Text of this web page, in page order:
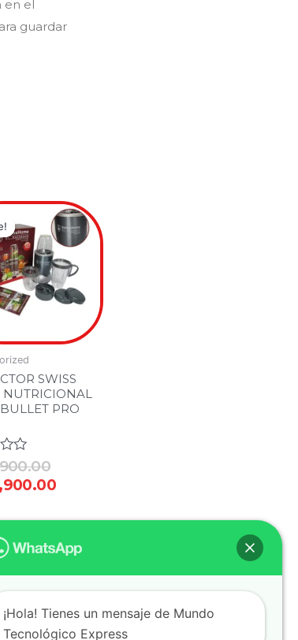
en el
guardar
SWISS
NUTRICIONAL
PRO
Original
price
was:
$349,900.00.
Current
price
is:
$249,900.00.
Al Carrito
¡Hola! Tienes un mensaje de Mundo
Tecnológico Express